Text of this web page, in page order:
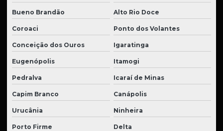
Bueno Brandão Alto Rio Doce
Coroaci Ponto dos Volantes
Conceição dos Ouros Igaratinga
Eugenópolis Itamogi
Pedralva Icaraí de Minas
Capim Branco Canápolis
Urucânia Ninheira
Porto Firme Delta